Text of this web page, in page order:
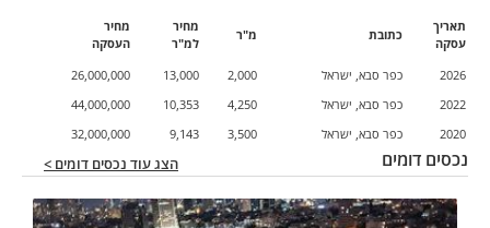
תאריך
עסקה
כתובת מ"ר
מחיר
למ"ר
מחיר
העסקה
2026
כפר סבא, ישראל 2,000
13,000
26,000,000
2022
כפר סבא, ישראל 4,250
10,353
44,000,000
2020
כפר סבא, ישראל 3,500
9,143
32,000,000
נכסים דומים הצג עוד נכסים דומים >